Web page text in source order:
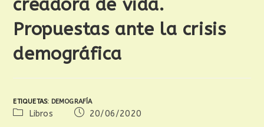
creadora de vida.
Propuestas ante la crisis
demográfica
ETIQUETAS: DEMOGRAFÍA
Libros 20/06/2020